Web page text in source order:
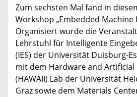
Zum sechsten Mal fand in
Workshop „Embedded Machine
Organisiert wurde die
Lehrstuhl für Intelligente
(IES) der Universität Duisburg-
mit dem Hardware and Artificial
(HAWAII) Lab der Universität
Graz sowie dem Materials